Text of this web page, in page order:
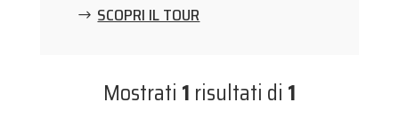
SCOPRI IL TOUR
Mostrati 1 risultati di 1